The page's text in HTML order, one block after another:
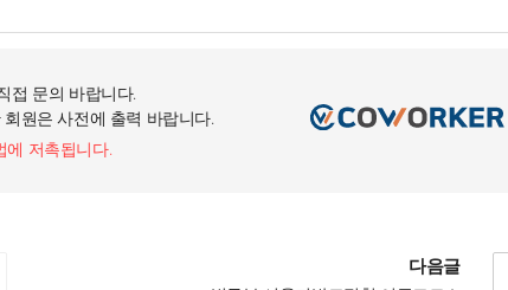
접 문의 바랍니다.
원은 사전에 출력 바랍니다.
에 저촉됩니다.
다음글